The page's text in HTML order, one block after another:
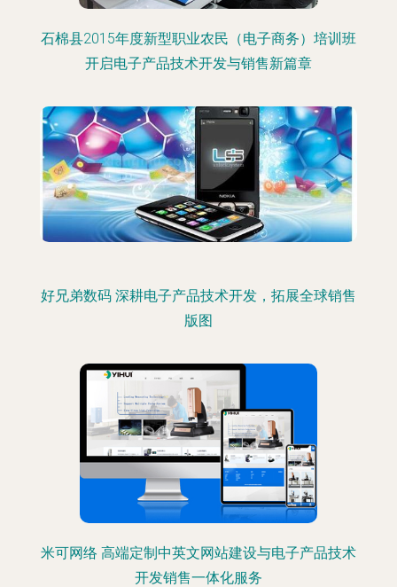
石棉县2015年度新型职业农民（电子商务）培训班
开启电子产品技术开发与销售新篇章
好兄弟数码 深耕电子产品技术开发，拓展全球销售
版图
米可网络 高端定制中英文网站建设与电子产品技术
开发销售一体化服务